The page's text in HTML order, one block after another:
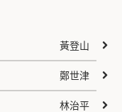
黃登山
鄭世津
林治平